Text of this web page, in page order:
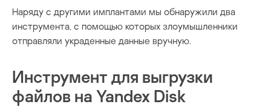
Наряду с другими имплантами мы обнаружили два
инструмента, с помощью которых злоумышленники
отправляли украденные данные вручную.
Инструмент для выгрузки
файлов на Yandex Disk